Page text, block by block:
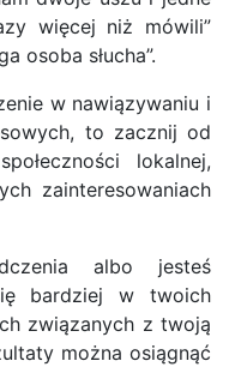
więcej niż mówili”
osoba słucha”.
w nawiązywaniu i
to zacznij od
lokalnej,
zainteresowaniach
albo jesteś
bardziej w twoich
związanych z twoją
można osiągnąć